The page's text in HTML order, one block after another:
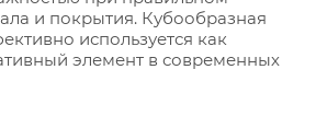
и покрытия. Кубообразная
используется как
элемент в современных